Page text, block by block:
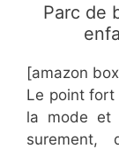
Parc de
[amazon
Le point fort
la mode et
surement,